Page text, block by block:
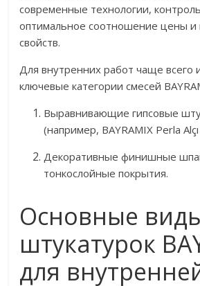
современные технологии,
оптимальное соотношение цены и
свойств.
Для внутренних работ чаще всего
ключевые категории смесей
Выравнивающие гипсовые
(например, BAYRAMIX Perla Alçı
Декоративные финишные
тонкослойные покрытия.
Основные
штукатурок
для